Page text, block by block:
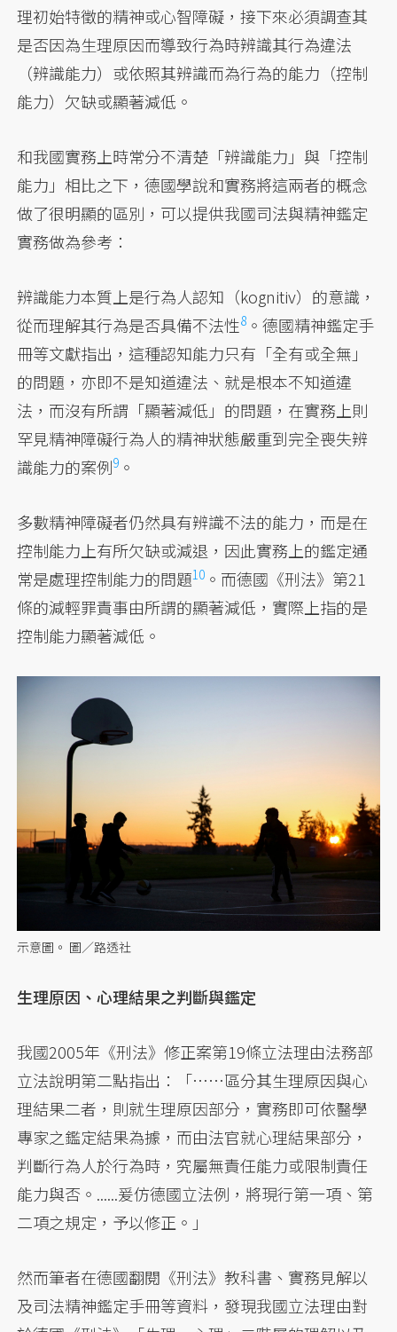
理初始特徵的精神或心智障礙，接下來必須調查其
是否因為生理原因而導致行為時辨識其行為違法
（辨識能力）或依照其辨識而為行為的能力（控制
能力）欠缺或顯著減低。
和我國實務上時常分不清楚「辨識能力」與「控制
能力」相比之下，德國學說和實務將這兩者的概念
做了很明顯的區別，可以提供我國司法與精神鑑定
實務做為參考：
辨識能力本質上是行為人認知（kognitiv）的意識，
從而理解其行為是否具備不法性8 。德國精神鑑定手
冊等文獻指出，這種認知能力只有「全有或全無」
的問題，亦即不是知道違法、就是根本不知道違
法，而沒有所謂「顯著減低」的問題，在實務上則
罕見精神障礙行為人的精神狀態嚴重到完全喪失辨
識能力的案例9 。
多數精神障礙者仍然具有辨識不法的能力，而是在
控制能力上有所欠缺或減退，因此實務上的鑑定通
常是處理控制能力的問題10 。而德國《刑法》第21
條的減輕罪責事由所謂的顯著減低，實際上指的是
控制能力顯著減低。
示意圖。 圖／路透社
生理原因、心理結果之判斷與鑑定
我國2005年《刑法》修正案第19條立法理由法務部
立法說明第二點指出：「……區分其生理原因與心
理結果二者，則就生理原因部分，實務即可依醫學
專家之鑑定結果為據，而由法官就心理結果部分，
判斷行為人於行為時，究屬無責任能力或限制責任
能力與否。......爰仿德國立法例，將現行第一項、第
二項之規定，予以修正。」
然而筆者在德國翻閱《刑法》教科書、實務見解以
及司法精神鑑定手冊等資料，發現我國立法理由對